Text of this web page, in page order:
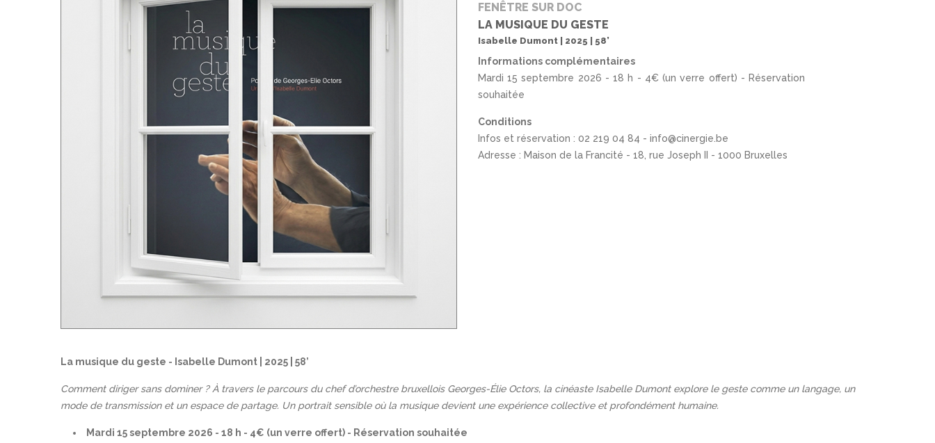
FENÊTRE SUR DOC
LA MUSIQUE DU GESTE
Isabelle Dumont | 2025 | 58’
Informations complémentaires
Mardi 15 septembre 2026 - 18 h - 4€ (un verre offert) - Réservation
souhaitée
Conditions
Infos et réservation : 02 219 04 84 - info@cinergie.be
Adresse : Maison de la Francité - 18, rue Joseph II - 1000 Bruxelles
La musique du geste - Isabelle Dumont | 2025 | 58’
Comment diriger sans dominer ? À travers le parcours du chef d’orchestre bruxellois Georges-Élie Octors, la cinéaste Isabelle Dumont explore le geste comme un langage, un
mode de transmission et un espace de partage. Un portrait sensible où la musique devient une expérience collective et profondément humaine.
Mardi 15 septembre 2026 - 18 h - 4€ (un verre offert) - Réservation souhaitée